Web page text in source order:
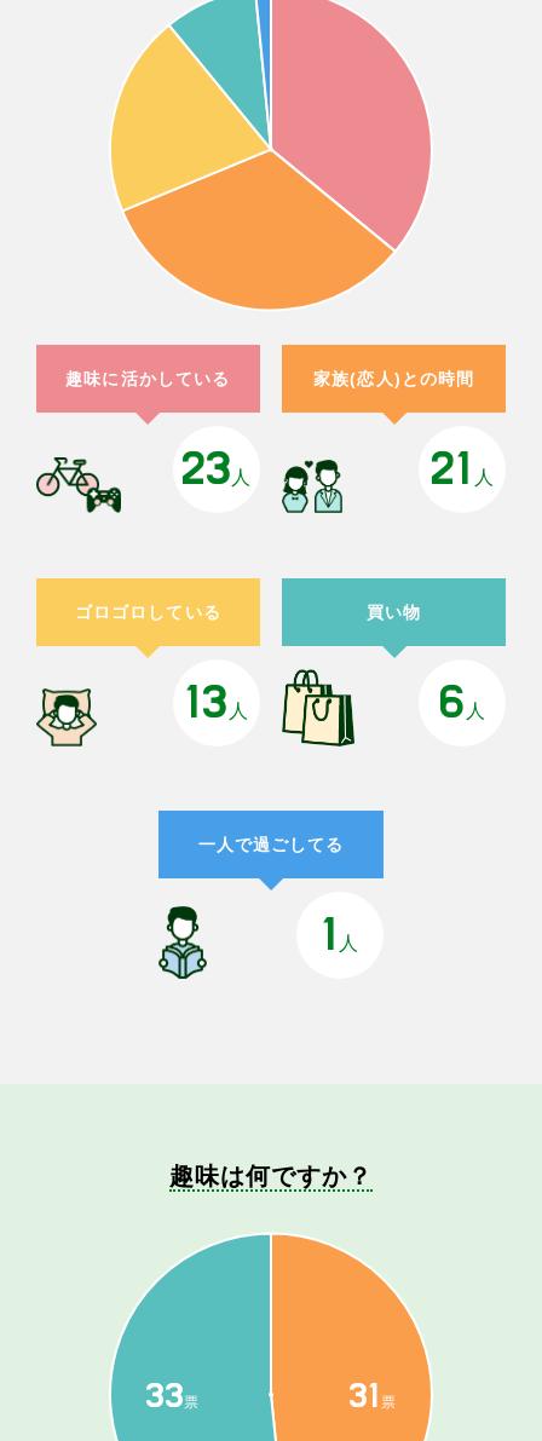
趣味に活かしている
23 人
家族(恋人)との時間
21 人
ゴロゴロしている
13 人
買い物
6 人
一人で過ごしてる
1 人
趣味は何ですか？
31 票
33票